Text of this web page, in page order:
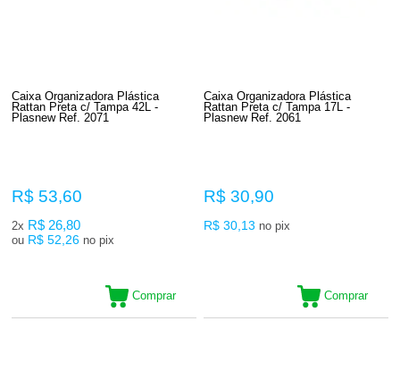
Caixa Organizadora Plástica
Rattan Preta c/ Tampa 42L -
Plasnew Ref. 2071
R$ 53,60
2x R$ 26,80
ou R$ 52,26 no pix
Comprar
Caixa Organizadora Plástica
Rattan Preta c/ Tampa 17L -
Plasnew Ref. 2061
R$ 30,90
R$ 30,13 no pix
Comprar